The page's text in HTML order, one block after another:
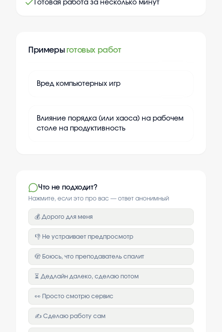
Готовая работа за несколько минут
Примеры готовых работ
Вред компьютерных игр
Влияние порядка (или хаоса) на рабочем
столе на продуктивность
Что не подходит?
Нажмите, если это про вас — ответ анонимный
💰 Дорого для меня
👎 Не устраивает предпросмотр
🫣 Боюсь, что преподаватель спалит
⏳ Дедлайн далеко, сделаю потом
👀 Просто смотрю сервис
✍️ Сделаю работу сам